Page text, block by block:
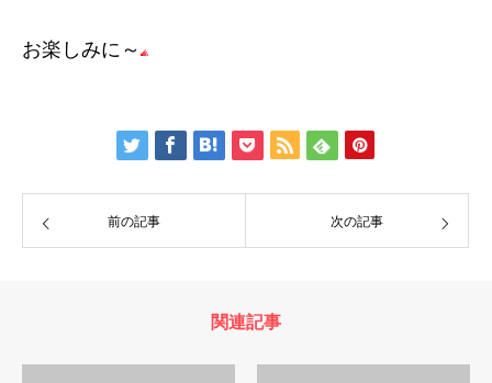
お楽しみに～
前の記事 次の記事
関連記事